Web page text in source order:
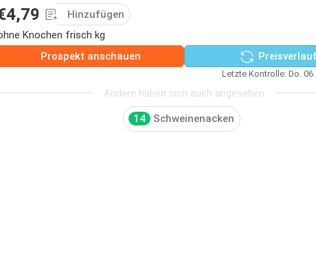
Hinzufügen
Knochen frisch kg
Prospekt anschauen
Letzte Kontrolle: Do. 06
Andere haben sich auch angesehen
14 Schweinenacken